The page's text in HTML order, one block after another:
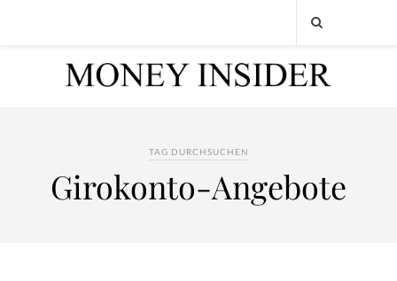
TAG DURCHSUCHEN
Girokonto-Angebote